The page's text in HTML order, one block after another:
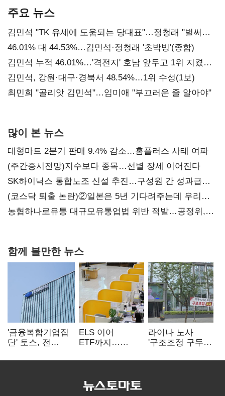
주요 뉴스
김민석 "TK 유세에 도움되는 당대표"…정청래 "벌써
대표된 양 당직 배분"
46.01% 대 44.53%…김민석·정청래 '초박빙'(종합)
김민석 누적 46.01%…'격전지' 호남 앞두고 1위 지켰다
(2보)
김민석, 강원·대구·경북서 48.54%…1위 수성(1보)
최민희 "골리앗 김민석"…임미애 "부끄러운 줄 알아야"
많이 본 뉴스
대형마트 2분기 판매 9.4% 감소…홈플러스 사태 여파
(주간증시전망)지수보다 종목…선별 장세 이어진다
SK하이닉스 통합노조 신설 추진…구성원 간 성과급
불만 확산
(코스닥 퇴출 논란)②일본은 5년 기다려주는데 우리는
당장 퇴출?…시간만으론 부족한 코스닥 구하기
농협하나로유통 대규모유통업법 위반 적발…공정위,
함께 볼만한 뉴스
'금융복합기업집
단' 토스, 전
표준화
ELS 이어
ETF까지…
제동 걸린 은행
라이나 노사
'구조조정 구두